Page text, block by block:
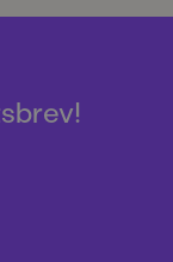
får Halvan köra
om
i mer än 2 miljoner